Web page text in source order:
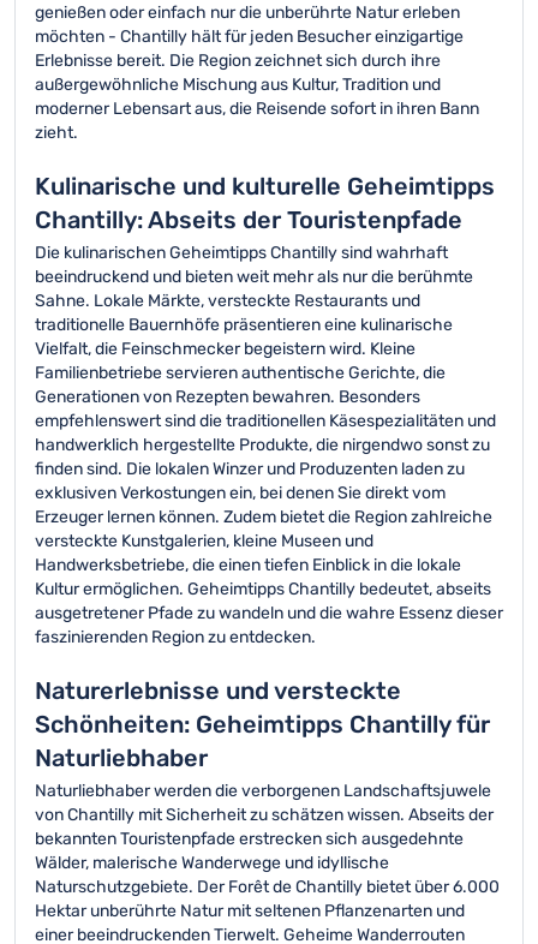
genießen oder einfach nur die unberührte Natur erleben
möchten - Chantilly hält für jeden Besucher einzigartige
Erlebnisse bereit. Die Region zeichnet sich durch ihre
außergewöhnliche Mischung aus Kultur, Tradition und
moderner Lebensart aus, die Reisende sofort in ihren Bann
zieht.
Kulinarische und kulturelle Geheimtipps
Chantilly: Abseits der Touristenpfade
Die kulinarischen Geheimtipps Chantilly sind wahrhaft
beeindruckend und bieten weit mehr als nur die berühmte
Sahne. Lokale Märkte, versteckte Restaurants und
traditionelle Bauernhöfe präsentieren eine kulinarische
Vielfalt, die Feinschmecker begeistern wird. Kleine
Familienbetriebe servieren authentische Gerichte, die
Generationen von Rezepten bewahren. Besonders
empfehlenswert sind die traditionellen Käsespezialitäten und
handwerklich hergestellte Produkte, die nirgendwo sonst zu
finden sind. Die lokalen Winzer und Produzenten laden zu
exklusiven Verkostungen ein, bei denen Sie direkt vom
Erzeuger lernen können. Zudem bietet die Region zahlreiche
versteckte Kunstgalerien, kleine Museen und
Handwerksbetriebe, die einen tiefen Einblick in die lokale
Kultur ermöglichen. Geheimtipps Chantilly bedeutet, abseits
ausgetretener Pfade zu wandeln und die wahre Essenz dieser
faszinierenden Region zu entdecken.
Naturerlebnisse und versteckte
Schönheiten: Geheimtipps Chantilly für
Naturliebhaber
Naturliebhaber werden die verborgenen Landschaftsjuwele
von Chantilly mit Sicherheit zu schätzen wissen. Abseits der
bekannten Touristenpfade erstrecken sich ausgedehnte
Wälder, malerische Wanderwege und idyllische
Naturschutzgebiete. Der Forêt de Chantilly bietet über 6.000
Hektar unberührte Natur mit seltenen Pflanzenarten und
einer beeindruckenden Tierwelt. Geheime Wanderrouten